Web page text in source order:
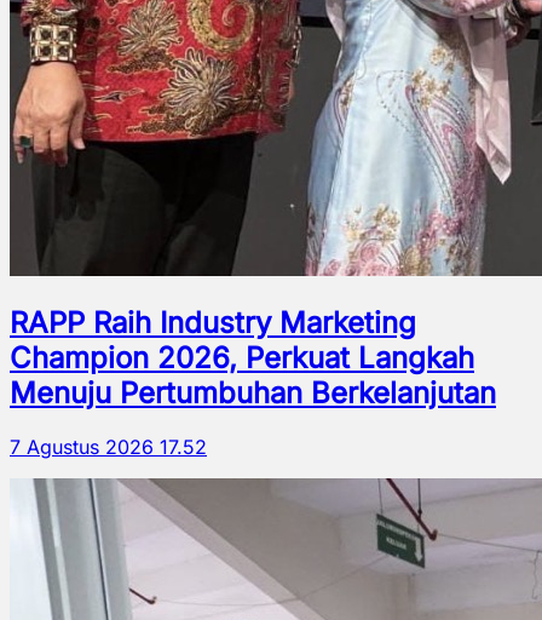
RAPP Raih Industry Marketing
Champion 2026, Perkuat Langkah
Menuju Pertumbuhan Berkelanjutan
7 Agustus 2026 17.52